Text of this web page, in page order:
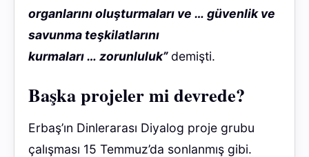
organlarını oluşturmaları ve … güvenlik ve
savunma teşkilatlarını
kurmaları … zorunluluk”demişti.
Başka projeler mi devrede?
Erbaş’ın Dinlerarası Diyalog proje grubu
çalışması 15 Temmuz’da sonlanmış gibi.